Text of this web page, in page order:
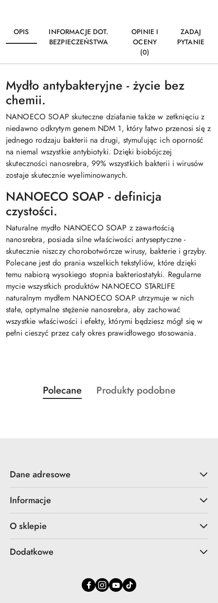
OPIS
INFORMACJE DOT.
BEZPIECZEŃSTWA
OPINIE I
OCENY
(0)
ZADAJ
PYTANIE
Mydło antybakteryjne - życie bez
chemii.
NANOECO SOAP skuteczne działanie także w zetknięciu z
niedawno odkrytym genem NDM 1, który łatwo przenosi się z
jednego rodzaju bakterii na drugi, stymulując ich oporność
na niemal wszystkie antybiotyki. Dzięki biobójczej
skuteczności nanosrebra, 99% wszystkich bakterii i wirusów
zostaje skutecznie wyeliminowanych.
NANOECO SOAP - definicja
czystości.
Naturalne mydło NANOECO SOAP z zawartością
nanosrebra, posiada silne właściwości antyseptyczne -
skutecznie niszczy chorobotwórcze wirusy, bakterie i grzyby.
Polecane jest do prania wszelkich tekstyliów, które dzięki
temu nabiorą wysokiego stopnia bakteriostatyki. Regularne
mycie wszystkich produktów NANOECO STARLIFE
naturalnym mydłem NANOECO SOAP utrzymuje w nich
stałe, optymalne stężenie nanosrebra, aby zachować
wszystkie właściwości i efekty, którymi będziesz mógł się w
pełni cieszyć przez cały okres prawidłowego stosowania.
Pomiń karuzelę produktów
Produkty
o
Polecane
Produkty
Produkty podobne
Dane adresowe
Informacje
O sklepie
Dodatkowe